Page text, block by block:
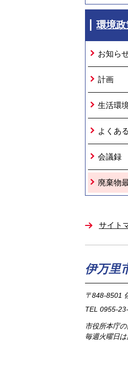
環境
お知ら
計画
生活環
よくあ
会議録
廃棄物
サイト
伊万里
〒848-8501
TEL 0955-
市役所本庁
毎週火曜日